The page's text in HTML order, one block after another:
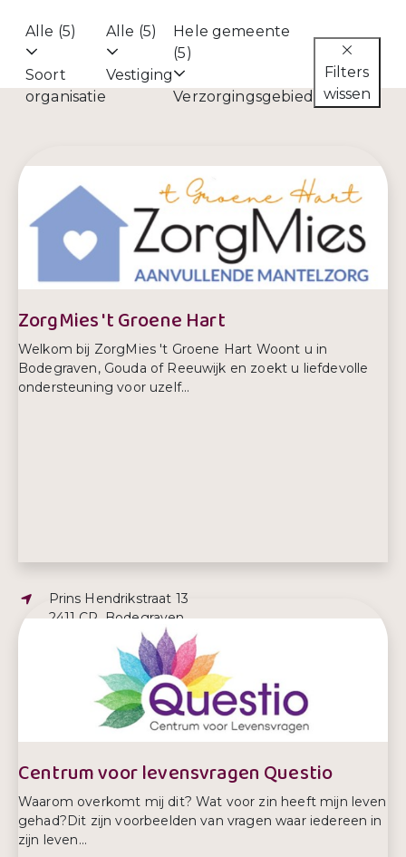
Alle (5)
Soort
organisatie
Alle (5)
Vestiging
Hele gemeente
(5)
Verzorgingsgebied
Filters
wissen
ZorgMies 't Groene Hart
Welkom bij ZorgMies 't Groene Hart Woont u in
Bodegraven, Gouda of Reeuwijk en zoekt u liefdevolle
ondersteuning voor uzelf...
Adres:
Prins Hendrikstraat 13
2411 CR, Bodegraven
E-mailadres:
groenehart@zorgmies.nl
Telefoonnummer:
0172787560
Centrum voor levensvragen Questio
Waarom overkomt mij dit? Wat voor zin heeft mijn leven
gehad?Dit zijn voorbeelden van vragen waar iedereen in
zijn leven...